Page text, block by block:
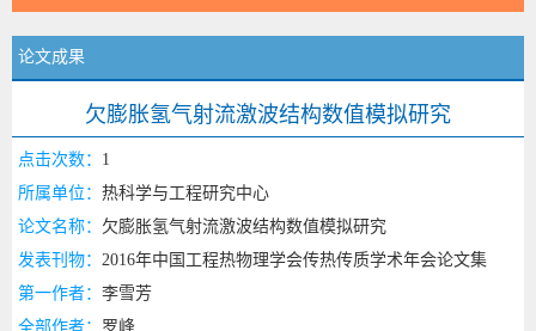
论文成果
欠膨胀氢气射流激波结构数值模拟研究
点击次数： 1
所属单位： 热科学与工程研究中心
论文名称： 欠膨胀氢气射流激波结构数值模拟研究
发表刊物： 2016年中国工程热物理学会传热传质学术年会论文集
第一作者： 李雪芳
全部作者： 罗峰